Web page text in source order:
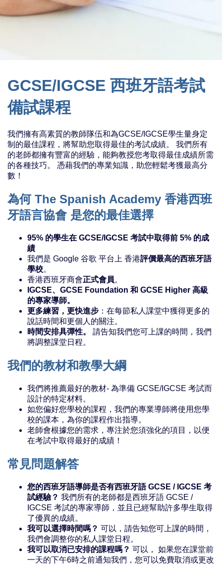
GCSE/IGCSE 西班牙語考試
備試課程
我們擁有高素質的教師隊伍和為GCSE/IGCSE學生量身定
制的最佳課程，將幫助您取得最佳的考試成績。 我們所有
的老師都擁有豐富的經驗，能夠教授您考取得最佳成績所需
的各種技巧。 憑藉我們的專業知識，助您輕鬆考獲最高分
數！
為何 The Spanish Academy 香港西班
牙語言協會 是您的最佳選擇
95% 的學生在 GCSE/IGCSE 考試中取得前 5% 的成
績
我們是 Google 谷歌 平台上 香港評價最高的西班牙語
學校。
香港西班牙商會正式會員。
IGCSE、GCSE Foundation 和 GCSE Higher 高級
的專家導師。
更多練習，更快進步 ：在每節私人課堂中獲得更多的
說話時間和更個人的關注。
時間安排具彈性。
請告知我們您可上課的時間，我們
將調整課堂日程。
我們的教材和教學大綱
我們將推薦最好的教材- 為準備 GCSE/IGCSE 考試而
設計的特定材料。
如您偏好您學校的課程，我們的專業導師將使用您學
校的課本，為你的課程作出指導。
老師會根據您的需求，專注於您須強化的項目，以便
在考試中取得最好的成績！
常見問題解答
您的西班牙語導師是否有西班牙語 GCSE / IGCSE 考
試經驗？ 我們所有的老師都是西班牙語 GCSE /
IGCSE 考試的專家導師，並且已經幫助許多學生取得
了優異的成績。
我可以選擇時間嗎？ 可以，請告知您可上課的時間，
我們會調整你的私人課堂日程。
我可以取消已安排的課程嗎？ 可以， 如果您在課堂前
一天的下午6時之前通知我們，您可以免費取消或更改